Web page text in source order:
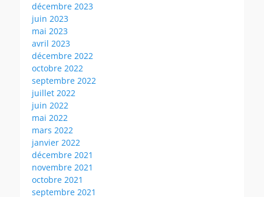
décembre 2023
juin 2023
mai 2023
avril 2023
décembre 2022
octobre 2022
septembre 2022
juillet 2022
juin 2022
mai 2022
mars 2022
janvier 2022
décembre 2021
novembre 2021
octobre 2021
septembre 2021